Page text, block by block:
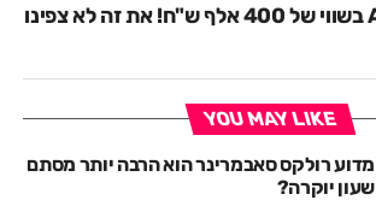
עומר אדם עם AP בשווי של 400 אלף ש"ח! את זה לא צפינו
YOU MAY LIKE
מדוע רולקס סאבמרינר הוא הרבה יותר מסתם
שעון יוקרה?